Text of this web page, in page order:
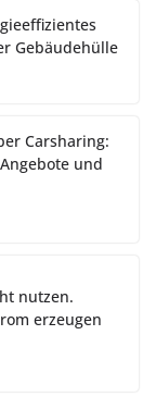
Gebäudehülle
Carsharing:
und
nutzen.
erzeugen